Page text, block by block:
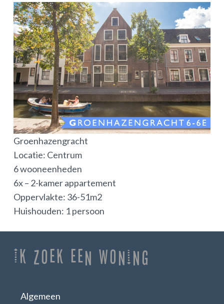
Groenhazengracht
Locatie: Centrum
6 wooneenheden
6x – 2-kamer appartement
Oppervlakte: 36-51m2
Huishouden: 1 persoon
Ik zoek een woning
Algemeen